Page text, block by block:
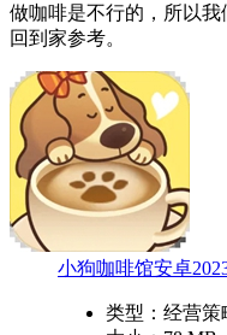
做咖啡是不行的，所以
回到家参考。
小狗咖啡馆安卓
类型： 经营策